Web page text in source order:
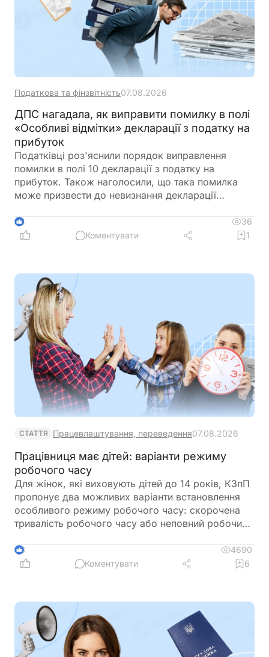
Податкова та фінзвітність07.08.2026
ДПС нагадала, як виправити помилку в полі
«Особливі відмітки» декларації з податку на
прибуток
Податківці роз'яснили порядок виправлення
помилки в полі 10 декларації з податку на
прибуток. Також наголосили, що така помилка
може призвести до невизнання декларації
4
36
Коментувати
1
СТАТТЯ Працевлаштування, переведення07.08.2026
Працівниця має дітей: варіанти режиму
робочого часу
Для жінок, які виховують дітей до 14 років, КЗпП
пропонує два можливих варіанти встановлення
особливого режиму робочого часу: скорочена
тривалість робочого часу або неповний робочий
особливості
3
4690
Коментувати
6